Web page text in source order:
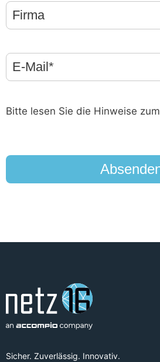
Firma
E-
Mail(erforderlich)
Bitte lesen Sie die Hinweise zum
Sicher. Zuverlässig. Innovativ.